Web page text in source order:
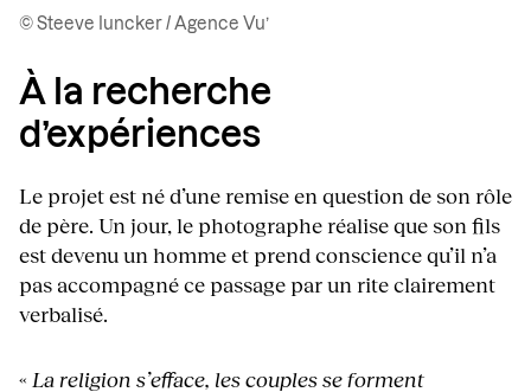
© Steeve Iuncker / Agence Vu’
À la recherche
d’expériences
Le projet est né d’une remise en question de son rôle
de père. Un jour, le photographe réalise que son fils
est devenu un homme et prend conscience qu’il n’a
pas accompagné ce passage par un rite clairement
verbalisé.
« La religion s’efface, les couples se forment